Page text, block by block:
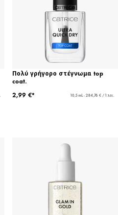
Πολύ γρήγορο στέγνωμα top
coat.
2,99 €*
10,5 mL - 284,76 € / 1 λίτ.